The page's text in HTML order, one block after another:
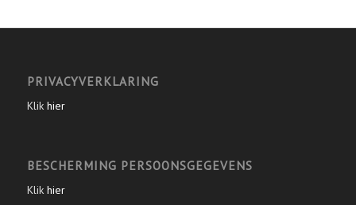
PRIVACYVERKLARING
Klik hier
BESCHERMING PERSOONSGEGEVENS
Klik hier